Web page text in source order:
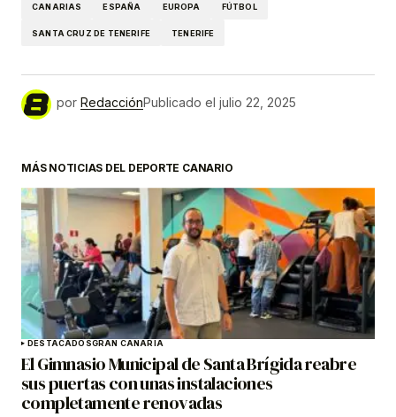
CANARIAS ESPAÑA EUROPA FÚTBOL
SANTA CRUZ DE TENERIFE TENERIFE
por RedacciónPublicado el julio 22, 2025
MÁS NOTICIAS DEL DEPORTE CANARIO
DESTACADOSGRAN CANARIA
El Gimnasio Municipal de Santa Brígida reabre
sus puertas con unas instalaciones
completamente renovadas